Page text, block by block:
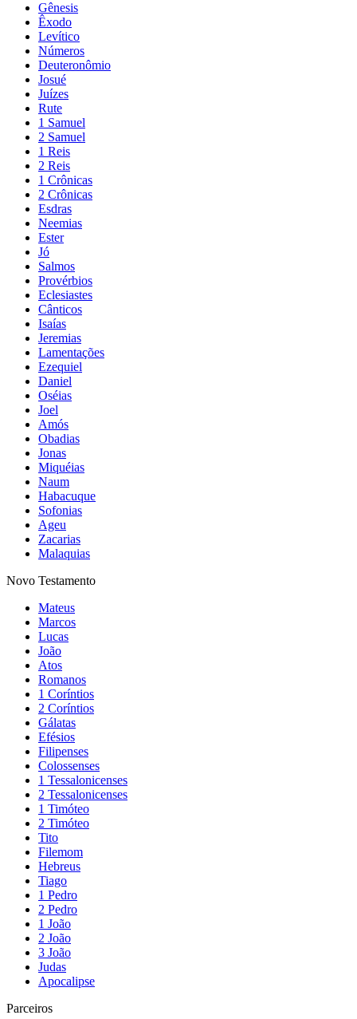
Gênesis
Êxodo
Levítico
Números
Deuteronômio
Josué
Juízes
Rute
1 Samuel
2 Samuel
1 Reis
2 Reis
1 Crônicas
2 Crônicas
Esdras
Neemias
Ester
Jó
Salmos
Provérbios
Eclesiastes
Cânticos
Isaías
Jeremias
Lamentações
Ezequiel
Daniel
Oséias
Joel
Amós
Obadias
Jonas
Miquéias
Naum
Habacuque
Sofonias
Ageu
Zacarias
Malaquias
Novo Testamento
Mateus
Marcos
Lucas
João
Atos
Romanos
1 Coríntios
2 Coríntios
Gálatas
Efésios
Filipenses
Colossenses
1 Tessalonicenses
2 Tessalonicenses
1 Timóteo
2 Timóteo
Tito
Filemom
Hebreus
Tiago
1 Pedro
2 Pedro
1 João
2 João
3 João
Judas
Apocalipse
Parceiros